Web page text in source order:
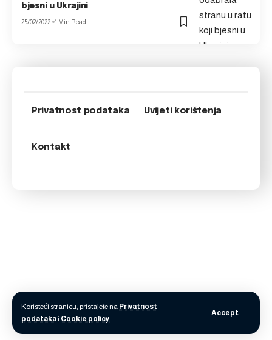
Koristeći stranicu, pristajete na Privatnost
podatakai Cookie policy.
Accept
bjesni u Ukrajini
25/02/2022 1 Min Read
Privatnost podataka Uvijeti korištenja
Kontakt